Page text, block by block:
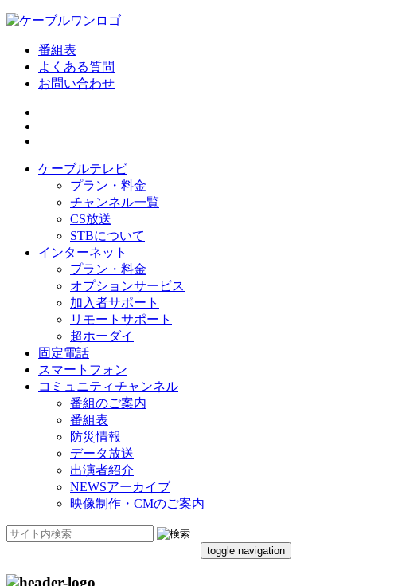
番組表
よくある質問
お問い合わせ
ケーブルテレビ
プラン・料金
チャンネル一覧
CS放送
STBについて
インターネット
プラン・料金
オプションサービス
加入者サポート
リモートサポート
超ホーダイ
固定電話
スマートフォン
コミュニティチャンネル
番組のご案内
番組表
防災情報
データ放送
出演者紹介
NEWSアーカイブ
映像制作・CMのご案内
toggle navigation